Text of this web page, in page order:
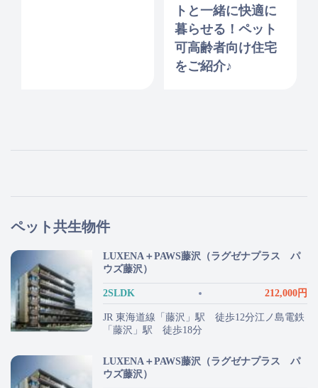
トと一緒に快適に
暮らせる！ペット
可高齢者向け住宅
をご紹介♪
ペット共生物件
LUXENA＋PAWS藤沢（ラグゼナプラス パ
ウズ藤沢）
2SLDK 212,000円
JR 東海道線「藤沢」駅 徒歩12分江ノ島電鉄
「藤沢」駅 徒歩18分
LUXENA＋PAWS藤沢（ラグゼナプラス パ
ウズ藤沢）